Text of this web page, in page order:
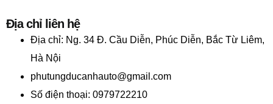
Địa chỉ liên hệ
Địa chỉ: Ng. 34 Đ. Cầu Diễn, Phúc Diễn, Bắc Từ Liêm,
Hà Nội
phutungducanhauto@gmail.com
Số điện thoại: 0979722210